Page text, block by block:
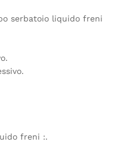
serbatoio liquido freni
freni :.